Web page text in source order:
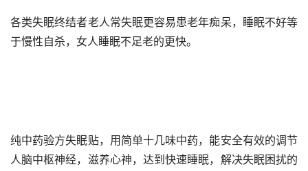
各类失眠终结者老人常失眠更容易患老年痴呆，睡眠不好等
于慢性自杀，女人睡眠不足老的更快。
纯中药验方失眠贴，用简单十几味中药，能安全有效的调节
人脑中枢神经，滋养心神，达到快速睡眠，解决失眠困扰的